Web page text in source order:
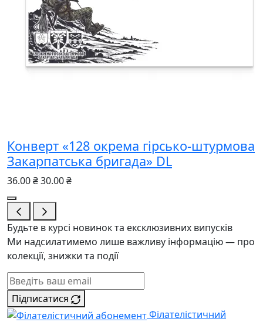
Конверт «128 окрема гірсько-штурмова
Закарпатська бригада» DL
36.00 ₴30.00 ₴
Будьте в курсі новинок та ексклюзивних випусків
Ми надсилатимемо лише важливу інформацію — про
колекції, знижки та події
Підписатися
Філателістичний